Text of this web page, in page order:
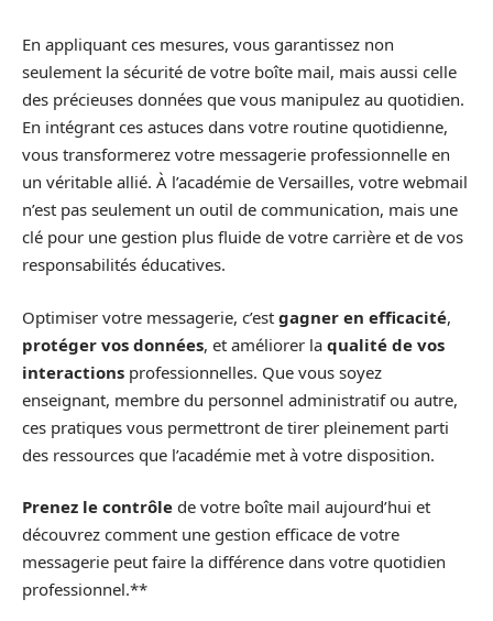
En appliquant ces mesures, vous garantissez non
seulement la sécurité de votre boîte mail, mais aussi celle
des précieuses données que vous manipulez au quotidien.
En intégrant ces astuces dans votre routine quotidienne,
vous transformerez votre messagerie professionnelle en
un véritable allié. À l’académie de Versailles, votre webmail
n’est pas seulement un outil de communication, mais une
clé pour une gestion plus fluide de votre carrière et de vos
responsabilités éducatives.
Optimiser votre messagerie, c’est gagner en efficacité,
protéger vos données, et améliorer la qualité de vos
interactions professionnelles. Que vous soyez
enseignant, membre du personnel administratif ou autre,
ces pratiques vous permettront de tirer pleinement parti
des ressources que l’académie met à votre disposition.
Prenez le contrôle de votre boîte mail aujourd’hui et
découvrez comment une gestion efficace de votre
messagerie peut faire la différence dans votre quotidien
professionnel.**